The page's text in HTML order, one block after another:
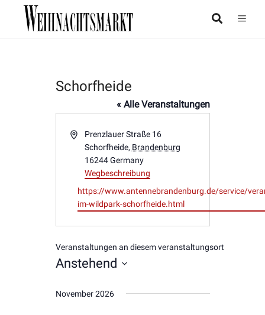
Schorfheide
« Alle Veranstaltungen
AdressePrenzlauer Straße 16
Schorfheide, Brandenburg
16244 Germany
Wegbeschreibung
Webseite
https://www.antennebrandenburg.de/service/
im-wildpark-schorfheide.html
Veranstaltungen an diesem veranstaltungsort
Anstehend
wählen.
November 2026